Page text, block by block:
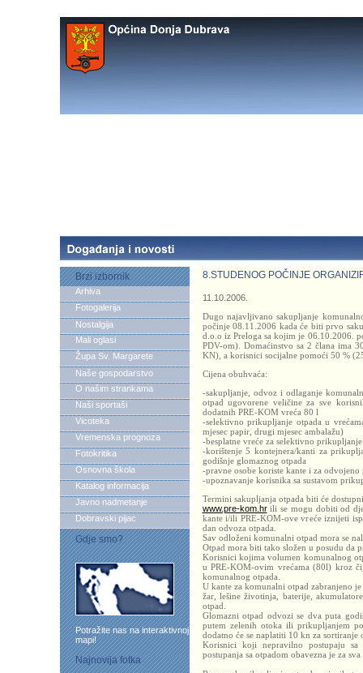
Brzi izbornik
Arhiva
Fotogalerija
Nostalgija
Mali oglasi
Župa Sv. Margarete
Naše gospodarstvo
O našim strankama
Naši sportaši
Vicoteka
Vremenska prognoza
Fotokritika
Osnovna škola
Katalog informacija
Javno nadmetanje
Dobravski pijac
Gdje smo?
Potražite nas na interaktivnoj
mapi!
Najnovija fotka
8.STUDENOG POČINJE
11.10.2006.
Dugo najavljivano sakupljanje
počinje 08.11.2006 kada će biti prvo
d.o.o iz Preloga sa kojim je 06.10.2006.
PDV-om). Domaćinstvo sa 2 člana ima
KN), a korisnici socijalne pomoći 50 %
Cijena obuhvaća:
-sakupljanje, odvoz i odlaganje
otpad ugovorene veličine za sve
dodatnih PRE-KOM vreća 80 l
-selektivno prikupljanje otpada u
mjesec papir, drugi mjesec ambalažu)
-besplatne vreće za selektivno
-korištenje 5 kontejnera/kanti za
godišnje glomaznog otpada
-pravne osobe koriste kante i za
-upoznavanje korisnika sa sustavom
Termini sakupljanja otpada biti će
www.pre-kom.hr ili se mogu dobiti od
kante i/ili PRE-KOM-ove vreće iznijeti
dan odvoza otpada.
Sav odloženi komunalni otpad mora se
Otpad mora biti tako složen u posudu da
Korisnici kojima volumen komunalnog
u PRE-KOM-ovim vrećama (80l) kroz
komunalnog otpada.
U kante za komunalni otpad zabranjeno
žar, lešine životinja, baterije,
otpad.
Glomazni otpad odvozi se dva puta
putem zelenih otoka ili prikupljanjem
dodatno će se naplatiti 10 kn za sortiranje
Korisnici koji nepravilno postupaju
postupanja sa otpadom obavezna je za